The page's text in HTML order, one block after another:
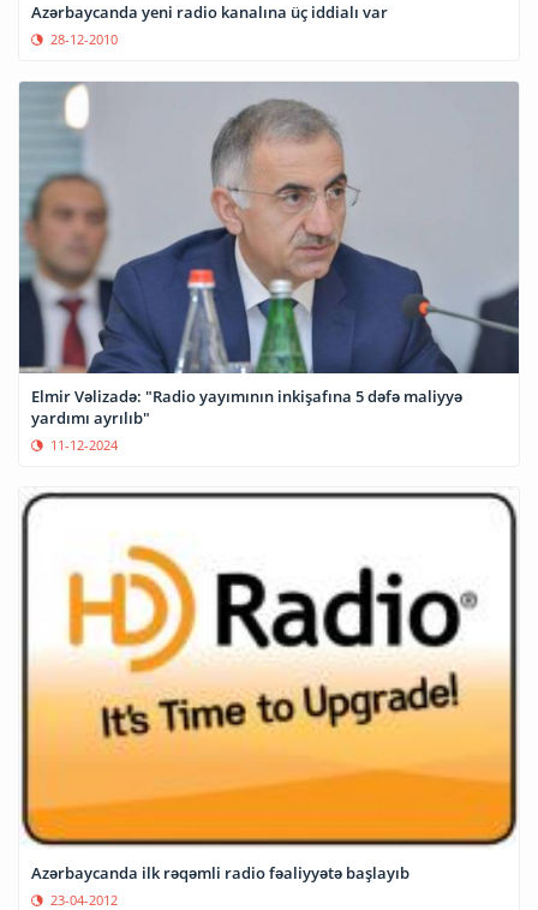
Azərbaycanda yeni radio kanalına üç iddialı var
28-12-2010
Elmir Vəlizadə: "Radio yayımının inkişafına 5 dəfə maliyyə
yardımı ayrılıb"
11-12-2024
Azərbaycanda ilk rəqəmli radio fəaliyyətə başlayıb
23-04-2012